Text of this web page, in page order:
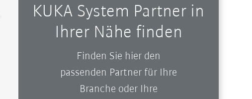
KUKA System Partner in
Ihrer Nähe finden
Finden Sie hier den
passenden Partner für Ihre
Branche oder Ihre